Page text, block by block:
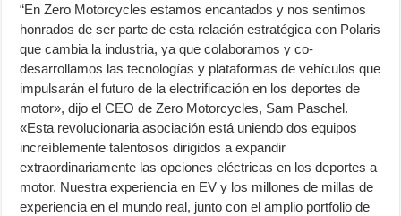
“En Zero Motorcycles estamos encantados y nos sentimos
honrados de ser parte de esta relación estratégica con Polaris
que cambia la industria, ya que colaboramos y co-
desarrollamos las tecnologías y plataformas de vehículos que
impulsarán el futuro de la electrificación en los deportes de
motor», dijo el CEO de Zero Motorcycles, Sam Paschel.
«Esta revolucionaria asociación está uniendo dos equipos
increíblemente talentosos dirigidos a expandir
extraordinariamente las opciones eléctricas en los deportes a
motor. Nuestra experiencia en EV y los millones de millas de
experiencia en el mundo real, junto con el amplio portfolio de